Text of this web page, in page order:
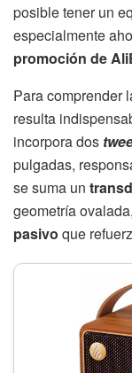
posible tener un
especialmente
promoción de
Para comprender
resulta
incorpora dos
pulgadas,
se suma un
geometría
pasivo que